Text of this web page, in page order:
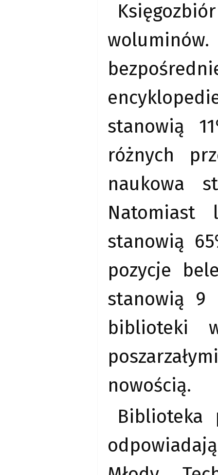
stanowią
różnych
naukowa
Natomiast
stanowią
pozycje
stanowią 9
biblioteki
nowością.
Biblioteka